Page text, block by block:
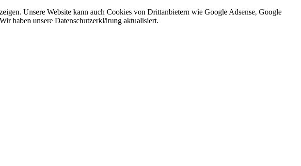
Unsere Website kann auch Cookies von Drittanbietern wie Google Adsense, Google
haben unsere Datenschutzerklärung aktualisiert.